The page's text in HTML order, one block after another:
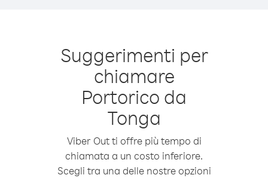
Suggerimenti per
chiamare
Portorico da
Tonga
Viber Out ti offre più tempo di
chiamata a un costo inferiore.
Scegli tra una delle nostre opzioni